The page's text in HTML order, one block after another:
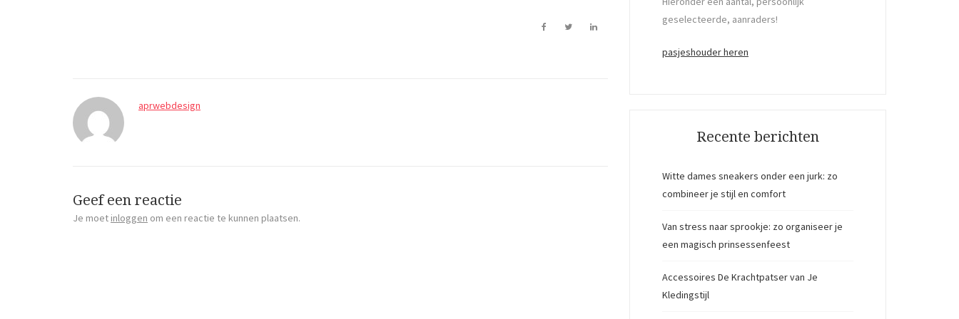
aprwebdesign
Geef een reactie
Je moet inloggen om een reactie te kunnen plaatsen.
geselecteerde, aanraders!
pasjeshouder heren
Recente berichten
Witte dames sneakers onder een jurk: zo
combineer je stijl en comfort
Van stress naar sprookje: zo organiseer je
een magisch prinsessenfeest
Accessoires De Krachtpatser van Je
Kledingstijl